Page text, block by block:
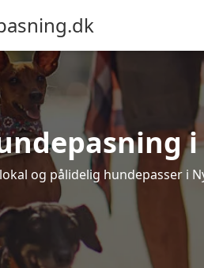
og pålidelig hundepasser i